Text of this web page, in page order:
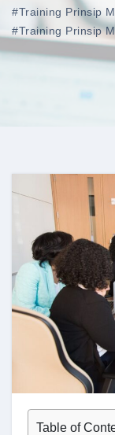
#training Prinsip
#training Prinsip
Table of